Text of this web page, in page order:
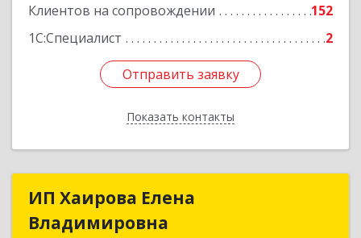
Клиентов на сопровождении
152
1С:Специалист
2
Отправить заявку
Показать контакты
Подробнее
Отправить заявку
Назад
ИП Хаирова Елена
Владимировна
ИП Хаирова Елена